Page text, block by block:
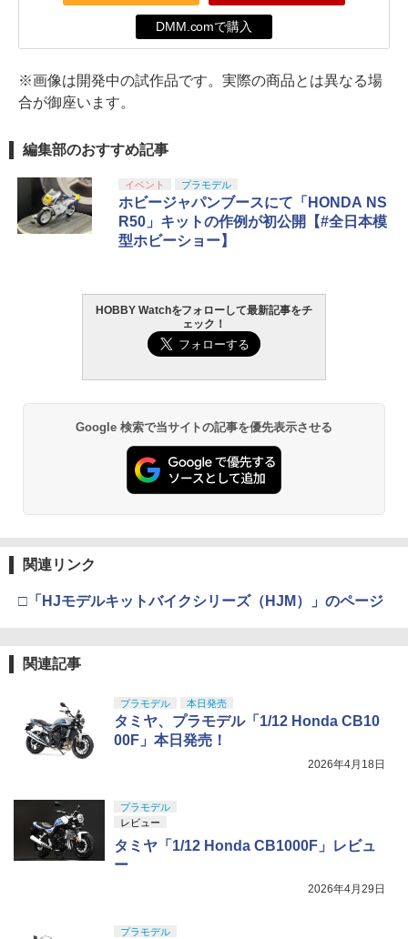
DMM.comで購入
※画像は開発中の試作品です。実際の商品とは異なる場
合が御座います。
編集部のおすすめ記事
イベント プラモデル
ホビージャパンブースにて「HONDA NS
R50」キットの作例が初公開【#全日本模
型ホビーショー】
HOBBY Watchをフォローして最新記事をチ
ェック！
Google 検索で当サイトの記事を優先表示させる
関連リンク
□「HJモデルキットバイクシリーズ（HJM）」のページ
関連記事
プラモデル 本日発売
タミヤ、プラモデル「1/12 Honda CB10
00F」本日発売！
2026年4月18日
プラモデル
レビュー
タミヤ「1/12 Honda CB1000F」レビュ
ー
2026年4月29日
プラモデル